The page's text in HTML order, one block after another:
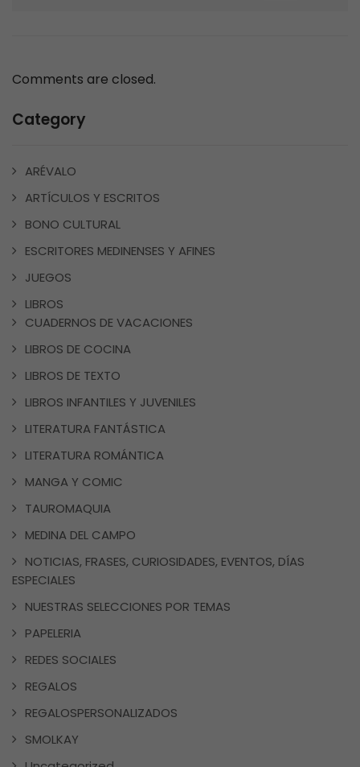
Comments are closed.
Category
ARÉVALO
ARTÍCULOS Y ESCRITOS
BONO CULTURAL
ESCRITORES MEDINENSES Y AFINES
JUEGOS
LIBROS
CUADERNOS DE VACACIONES
LIBROS DE COCINA
LIBROS DE TEXTO
LIBROS INFANTILES Y JUVENILES
LITERATURA FANTÁSTICA
LITERATURA ROMÁNTICA
MANGA Y COMIC
TAUROMAQUIA
MEDINA DEL CAMPO
NOTICIAS, FRASES, CURIOSIDADES, EVENTOS, DÍAS
ESPECIALES
NUESTRAS SELECCIONES POR TEMAS
PAPELERIA
REDES SOCIALES
REGALOS
REGALOSPERSONALIZADOS
SMOLKAY